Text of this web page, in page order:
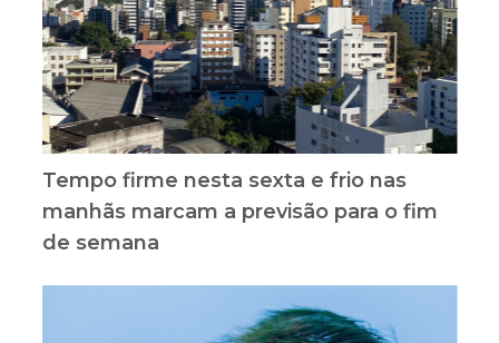
Tempo firme nesta sexta e frio nas
manhãs marcam a previsão para o fim
de semana